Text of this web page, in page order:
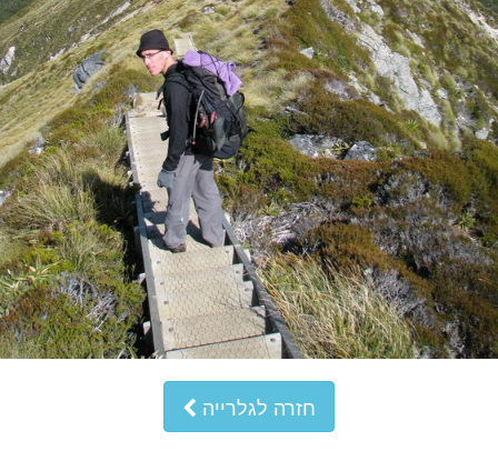
חזרה לגלרייה